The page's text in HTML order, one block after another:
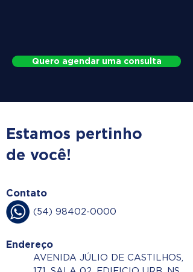
Quero agendar uma consulta
Estamos pertinho
de você!
Contato
(54) 98402-0000
Endereço
AVENIDA JÚLIO DE CASTILHOS,